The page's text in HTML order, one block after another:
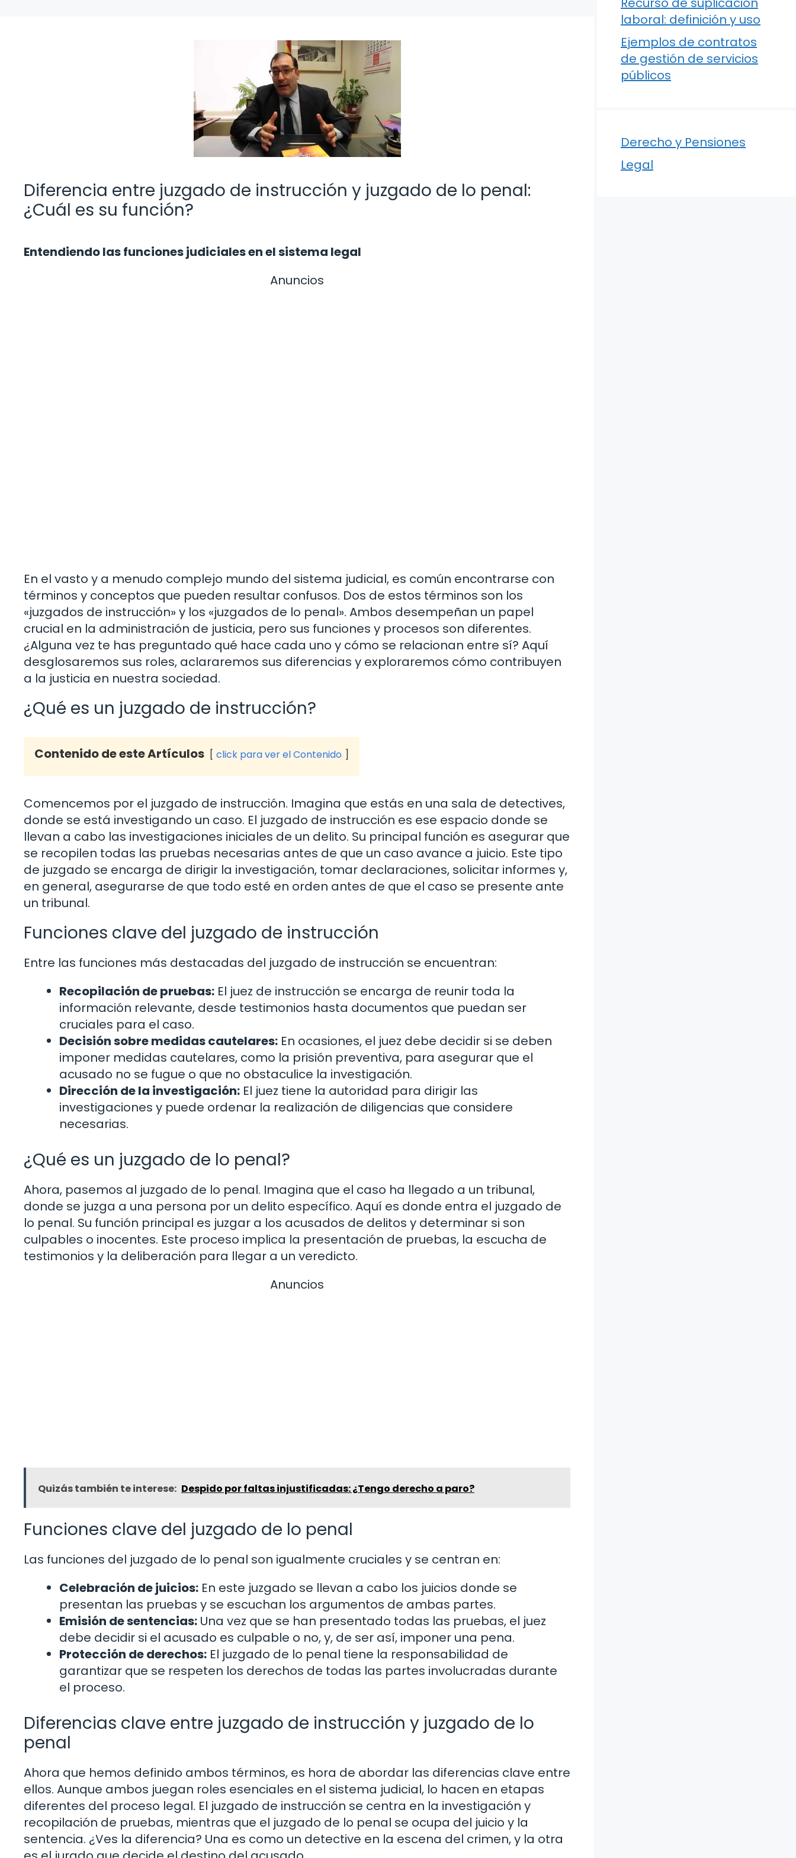
Diferencia entre juzgado de instrucción y juzgado de lo penal:
¿Cuál es su función?
Entendiendo las funciones judiciales en el sistema legal
Anuncios
En el vasto y a menudo complejo mundo del sistema judicial, es común encontrarse con
términos y conceptos que pueden resultar confusos. Dos de estos términos son los
«juzgados de instrucción» y los «juzgados de lo penal». Ambos desempeñan un papel
crucial en la administración de justicia, pero sus funciones y procesos son diferentes.
¿Alguna vez te has preguntado qué hace cada uno y cómo se relacionan entre sí? Aquí
desglosaremos sus roles, aclararemos sus diferencias y exploraremos cómo contribuyen
a la justicia en nuestra sociedad.
¿Qué es un juzgado de instrucción?
Contenido de este Artículos click para ver el Contenido
Comencemos por el juzgado de instrucción. Imagina que estás en una sala de detectives,
donde se está investigando un caso. El juzgado de instrucción es ese espacio donde se
llevan a cabo las investigaciones iniciales de un delito. Su principal función es asegurar que
se recopilen todas las pruebas necesarias antes de que un caso avance a juicio. Este tipo
de juzgado se encarga de dirigir la investigación, tomar declaraciones, solicitar informes y,
en general, asegurarse de que todo esté en orden antes de que el caso se presente ante
un tribunal.
Funciones clave del juzgado de instrucción
Entre las funciones más destacadas del juzgado de instrucción se encuentran:
Recopilación de pruebas: El juez de instrucción se encarga de reunir toda la
información relevante, desde testimonios hasta documentos que puedan ser
cruciales para el caso.
Decisión sobre medidas cautelares: En ocasiones, el juez debe decidir si se deben
imponer medidas cautelares, como la prisión preventiva, para asegurar que el
acusado no se fugue o que no obstaculice la investigación.
Dirección de la investigación: El juez tiene la autoridad para dirigir las
investigaciones y puede ordenar la realización de diligencias que considere
necesarias.
¿Qué es un juzgado de lo penal?
Ahora, pasemos al juzgado de lo penal. Imagina que el caso ha llegado a un tribunal,
donde se juzga a una persona por un delito específico. Aquí es donde entra el juzgado de
lo penal. Su función principal es juzgar a los acusados de delitos y determinar si son
culpables o inocentes. Este proceso implica la presentación de pruebas, la escucha de
testimonios y la deliberación para llegar a un veredicto.
Anuncios
Quizás también te interese: Despido por faltas injustificadas: ¿Tengo derecho a paro?
Funciones clave del juzgado de lo penal
Las funciones del juzgado de lo penal son igualmente cruciales y se centran en:
Celebración de juicios: En este juzgado se llevan a cabo los juicios donde se
presentan las pruebas y se escuchan los argumentos de ambas partes.
Emisión de sentencias: Una vez que se han presentado todas las pruebas, el juez
debe decidir si el acusado es culpable o no, y, de ser así, imponer una pena.
Protección de derechos: El juzgado de lo penal tiene la responsabilidad de
garantizar que se respeten los derechos de todas las partes involucradas durante
el proceso.
Diferencias clave entre juzgado de instrucción y juzgado de lo
penal
Ahora que hemos definido ambos términos, es hora de abordar las diferencias clave entre
ellos. Aunque ambos juegan roles esenciales en el sistema judicial, lo hacen en etapas
diferentes del proceso legal. El juzgado de instrucción se centra en la investigación y
recopilación de pruebas, mientras que el juzgado de lo penal se ocupa del juicio y la
sentencia. ¿Ves la diferencia? Una es como un detective en la escena del crimen, y la otra
laboral: definición y uso
Ejemplos de contratos
de gestión de servicios
públicos
Derecho y Pensiones
Legal